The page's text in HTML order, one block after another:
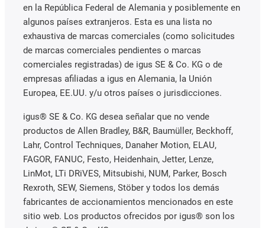
en la República Federal de Alemania y posiblemente en
algunos países extranjeros. Esta es una lista no
exhaustiva de marcas comerciales (como solicitudes
de marcas comerciales pendientes o marcas
comerciales registradas) de igus SE & Co. KG o de
empresas afiliadas a igus en Alemania, la Unión
Europea, EE.UU. y/u otros países o jurisdicciones.
igus® SE & Co. KG desea señalar que no vende
productos de Allen Bradley, B&R, Baumüller, Beckhoff,
Lahr, Control Techniques, Danaher Motion, ELAU,
FAGOR, FANUC, Festo, Heidenhain, Jetter, Lenze,
LinMot, LTi DRiVES, Mitsubishi, NUM, Parker, Bosch
Rexroth, SEW, Siemens, Stöber y todos los demás
fabricantes de accionamientos mencionados en este
sitio web. Los productos ofrecidos por igus® son los